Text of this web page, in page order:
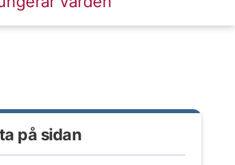
på sidan